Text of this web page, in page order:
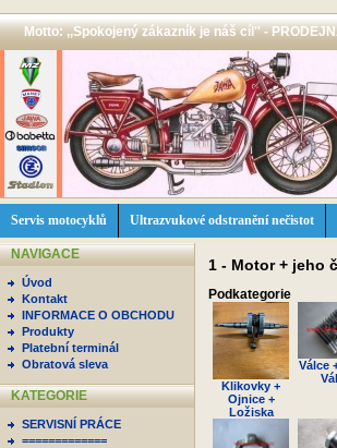
Motto: ,,Spokojený zákazník je náš cíl'' -
Servis motocyklů Ultrazvukové odstranění nečistot
NAVIGACE
Úvod
Kontakt
INFORMACE O OBCHODU
Produkty
Platební terminál
Obratová sleva
KATEGORIE
SERVISNÍ PRÁCE
=============
1 - Motor + jeho
Podkategorie
Klikovky +
Ojnice +
Ložiska
Válce